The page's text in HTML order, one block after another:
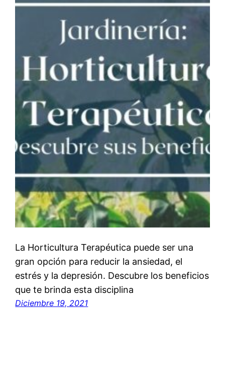
La Horticultura Terapéutica puede ser una
gran opción para reducir la ansiedad, el
estrés y la depresión. Descubre los beneficios
que te brinda esta disciplina
Diciembre 19, 2021